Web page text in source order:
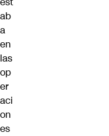
ab
a
en
las
op
er
aci
on
es